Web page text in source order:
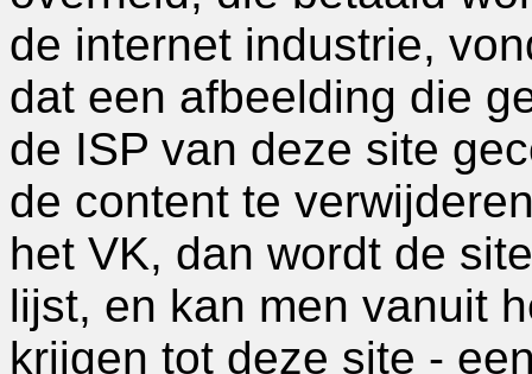
de internet industrie,
dat een afbeelding die
de ISP van deze site
de content te
het VK, dan wordt de
lijst, en kan men vanuit
krijgen tot deze site -